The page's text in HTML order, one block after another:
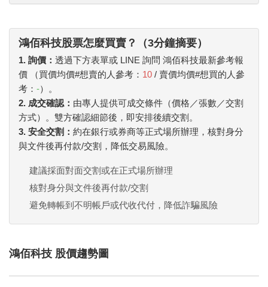
鴻佰科技股票怎麼買賣？（3分鐘摘要）
1. 詢價： 透過下方表單或 LINE 詢問 鴻佰科技最新參考報
價 （買價均價#想賣的人參考： 10 / 賣價均價#想買的人參
考： -）。
2. 成交確認： 由專人提供可成交條件（價格／張數／交割
方式）。雙方確認細節後，即安排後續交割。
3. 安全交割： 約在銀行或券商等正式場所辦理，核對身分
與文件後再付款/交割，降低交易風險。
建議採面對面交割或在正式場所辦理
核對身分與文件後再付款/交割
避免轉帳到不明帳戶或代收代付，降低詐騙風險
鴻佰科技 股價趨勢圖